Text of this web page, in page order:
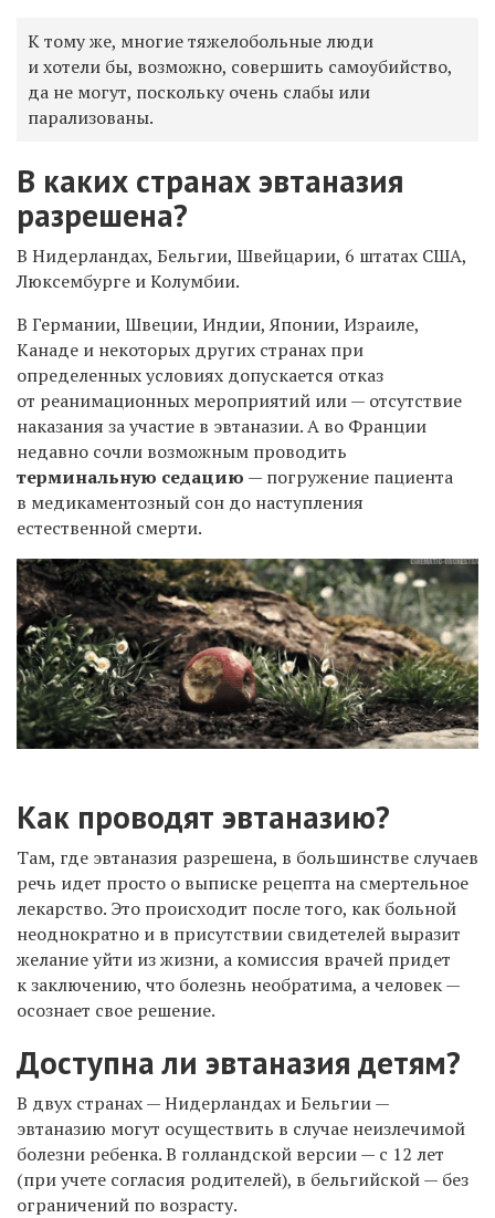
К тому же, многие тяжелобольные люди
и хотели бы, возможно, совершить самоубийство,
да не могут, поскольку очень слабы или
парализованы.
В каких странах эвтаназия
разрешена?
В Нидерландах, Бельгии, Швейцарии, 6 штатах США,
Люксембурге и Колумбии.
В Германии, Швеции, Индии, Японии, Израиле,
Канаде и некоторых других странах при
определенных условиях допускается отказ
от реанимационных мероприятий или — отсутствие
наказания за участие в эвтаназии. А во Франции
недавно сочли возможным проводить
терминальную седацию — погружение пациента
в медикаментозный сон до наступления
естественной смерти.
Как проводят эвтаназию?
Там, где эвтаназия разрешена, в большинстве случаев
речь идет просто о выписке рецепта на смертельное
лекарство. Это происходит после того, как больной
неоднократно и в присутствии свидетелей выразит
желание уйти из жизни, а комиссия врачей придет
к заключению, что болезнь необратима, а человек —
осознает свое решение.
Доступна ли эвтаназия детям?
В двух странах — Нидерландах и Бельгии —
эвтаназию могут осуществить в случае неизлечимой
болезни ребенка. В голландской версии — с 12 лет
(при учете согласия родителей), в бельгийской — без
ограничений по возрасту.